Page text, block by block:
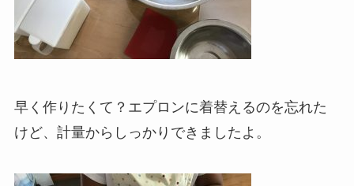
早く作りたくて？エプロンに着替えるのを忘れた
けど、計量からしっかりできましたよ。